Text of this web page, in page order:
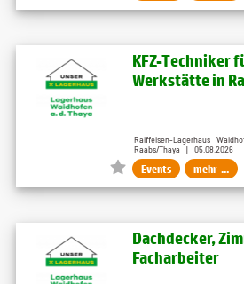
KFZ-Techniker
Werkstätte in
Raiffeisen-Lagerhaus
Raabs/Thaya | 05.08.2026
Events mehr ...
Dachdecker,
Facharbeiter